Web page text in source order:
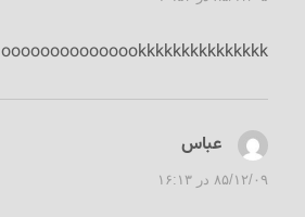
ooooooooooooookkkkkkkkkkkkkkk
عباس
۸۵/۱۲/۰۹ در ۱۶:۱۳